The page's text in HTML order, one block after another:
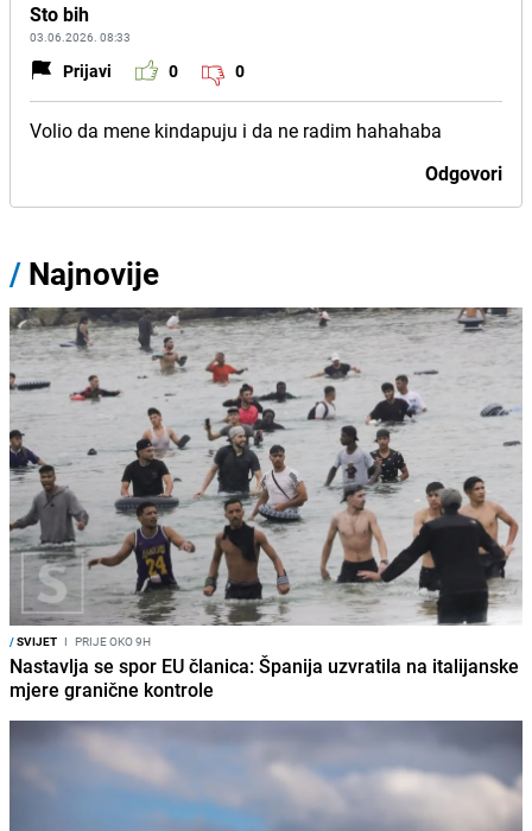
Sto bih
03.06.2026. 08:33
Prijavi 0 0
Volio da mene kindapuju i da ne radim hahahaba
Odgovori
/ Najnovije
/SVIJET I PRIJE OKO 9H
Nastavlja se spor EU članica: Španija uzvratila na italijanske
mjere granične kontrole